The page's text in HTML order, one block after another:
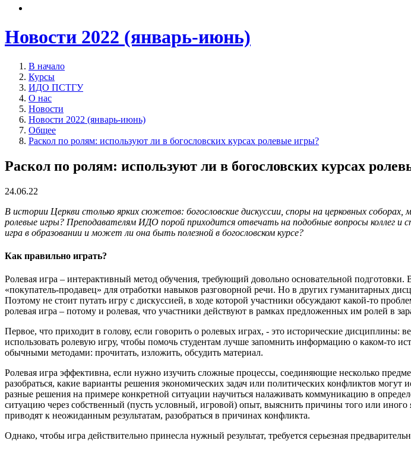
Новости 2022 (январь-июнь)
В начало
Курсы
ИДО ПСТГУ
О нас
Новости
Новости 2022 (январь-июнь)
Общее
Раскол по ролям: используют ли в богословских курсах ролевые игры?
Раскол по ролям: используют ли в богословских курсах
24.06.22
В истории Церкви столько ярких сюжетов: богословские дискуссии, споры на церковных
ролевые игры? Преподавателям ИДО порой приходится отвечать на подобные вопросы коллег
игра в образовании и может ли она быть полезной в богословском курсе?
Как правильно играть?
Ролевая игра – интерактивный метод обучения, требующий довольно основательной
«покупатель-продавец» для отработки навыков разговорной речи. Но в других гуманитарных
Поэтому не стоит путать игру с дискуссией, в ходе которой участники обсуждают какой-то
ролевая игра – потому и ролевая, что участники действуют в рамках предложенных им ролей в
Первое, что приходит в голову, если говорить о ролевых играх, - это исторические
использовать ролевую игру, чтобы помочь студентам лучше запомнить информацию о каком-то
обычными методами: прочитать, изложить, обсудить материал.
Ролевая игра эффективна, если нужно изучить сложные процессы, соединяющие несколько
разобраться, какие варианты решения экономических задач или политических конфликтов
разные решения на примере конкретной ситуации научиться налаживать коммуникацию в
ситуацию через собственный (пусть условный, игровой) опыт, выяснить причины того или
приводят к неожиданным результатам, разобраться в причинах конфликта.
Однако, чтобы игра действительно принесла нужный результат, требуется серьезная